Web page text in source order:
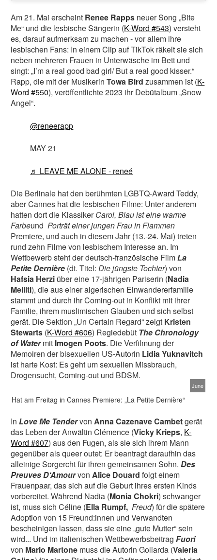
Am 21. Mai erscheint Renee Rapps neuer Song „Bite
Me“ und die lesbische Sängerin (K-Word #543) versteht
es, darauf aufmerksam zu machen - vor allem ihre
lesbischen Fans: In einem Clip auf TikTok räkelt sie sich
neben mehreren Frauen in Unterwäsche im Bett und
singt: „I’m a real good bad girl/ But a real good kisser.“
Rapp, die mit der MusikerinTowa Bird zusammen ist (K-
Word #550), veröffentlichte 2023 ihr Debütalbum „Snow
Angel“.
@reneerapp
MAY 21
♬ LEAVE ME ALONE - reneé
Die Berlinale hat den berühmten LGBTQ-Award Teddy,
aber Cannes hat die lesbischen Filme: Unter anderem
hatten dort die KlassikerCarol,Blau ist eine warme
Farbeund Porträt einer jungen Frau in Flammen
Premiere, und auch in diesem Jahr (13.-24. Mai) treten
rund zehn Filme von lesbischem Interesse an. Im
Wettbewerb steht der deutsch-französische Film La
Petite Dernière (dt. Titel: Die jüngste Tochter) von
Hafsia Herzi über eine 17-jährigen Pariserin (Nadia
Melliti), die aus einer algerischen Einwandererfamilie
stammt und durch ihr Coming-out in Konflikt mit ihrer
Familie, ihrem muslimischen Glauben und sich selbst
gerät. Die Sektion „Un Certain Regard“ zeigt Kristen
Stewarts (K-Word #606) Regiedebüt The Chronology
of Watermit Imogen Poots. Die Verfilmung der
Memoiren der bisexuellen US-Autorin Lidia Yuknavitch
ist harte Kost: Es geht um sexuellen Missbrauch,
Drogensucht, Coming-out und BDSM.
June
Hat am Freitag in Cannes Premiere: „La Petite Dernière“
In Love Me Tendervon Anna Cazenave Cambetgerät
das Leben der Anwältin Clémence (Vicky Krieps, K-
Word #607) aus den Fugen, als sie sich ihrem Mann
gegenüber als queer outet: Er beantragt daraufhin das
alleinige Sorgercht für ihren gemeinsamen Sohn.Des
Preuves D‘Amourvon Alice Douard folgt einem
Frauenpaar, das sich auf die Geburt ihres ersten Kinds
vorbereitet. Während Nadia (Monia Chokri) schwanger
ist, muss sich Céline (Ella Rumpf, Freud) für die spätere
Adoption von 15 Freund:innen und Verwandten
bescheinigen lassen, dass sie eine „gute Mutter“ sein
wird... Und im italienischen WettbewerbsbeitragFuori
von Mario Martone muss die Autorin Goliarda (Valeria